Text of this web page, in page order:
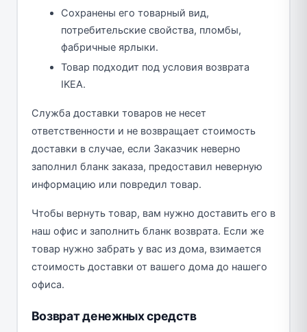
Сохранены его товарный вид,
потребительские свойства, пломбы,
фабричные ярлыки.
Товар подходит под условия возврата
IKEA.
Служба доставки товаров не несет
ответственности и не возвращает стоимость
доставки в случае, если Заказчик неверно
заполнил бланк заказа, предоставил неверную
информацию или повредил товар.
Чтобы вернуть товар, вам нужно доставить его в
наш офис и заполнить бланк возврата. Если же
товар нужно забрать у вас из дома, взимается
стоимость доставки от вашего дома до нашего
офиса.
Возврат денежных средств